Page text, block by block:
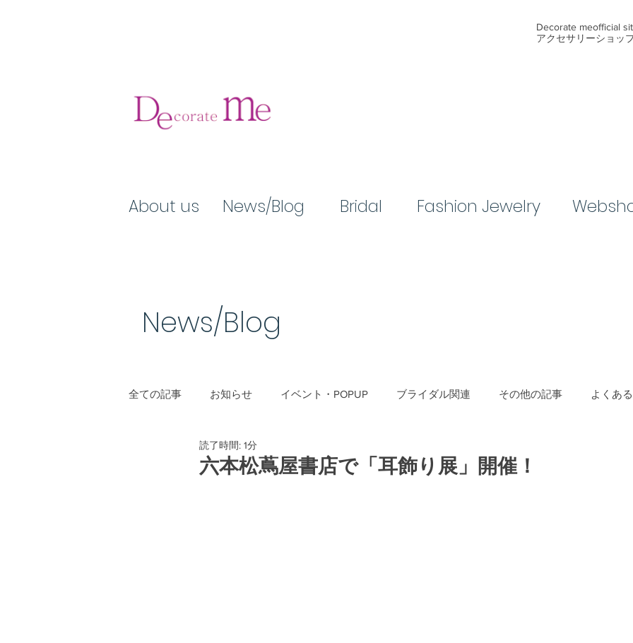
​Decorate meofficial
アクセサリーショッ
About us News/Blog​ Bridal​ ​Fashion Jewelry
News/Blog​
全ての記事 お知らせ イベント・POPUP ブライダル関連 その他の記事 よくあ
手作り結婚指輪
六本松蔦屋書店で「耳飾り展」開催！
読了時間: 1分